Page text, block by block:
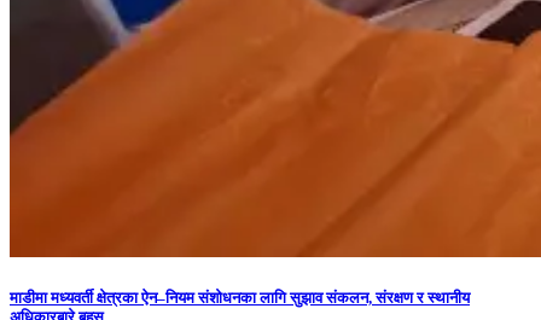
माडीमा मध्यवर्ती क्षेत्रका ऐन–नियम संशोधनका लागि सुझाव संकलन, संरक्षण र स्थानीय